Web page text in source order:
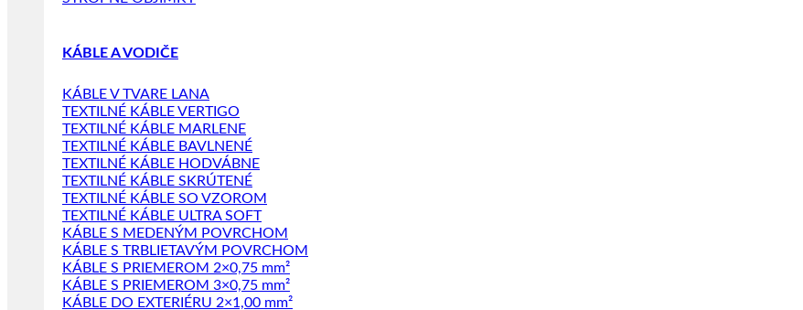
KÁBLE A VODIČE
KÁBLE V TVARE LANA
TEXTILNÉ KÁBLE VERTIGO
TEXTILNÉ KÁBLE MARLENE
TEXTILNÉ KÁBLE BAVLNENÉ
TEXTILNÉ KÁBLE HODVÁBNE
TEXTILNÉ KÁBLE SKRÚTENÉ
TEXTILNÉ KÁBLE SO VZOROM
TEXTILNÉ KÁBLE ULTRA SOFT
KÁBLE S MEDENÝM POVRCHOM
KÁBLE S TRBLIETAVÝM POVRCHOM
KÁBLE S PRIEMEROM 2×0,75 mm²
KÁBLE S PRIEMEROM 3×0,75 mm²
KÁBLE DO EXTERIÉRU 2×1,00 mm²